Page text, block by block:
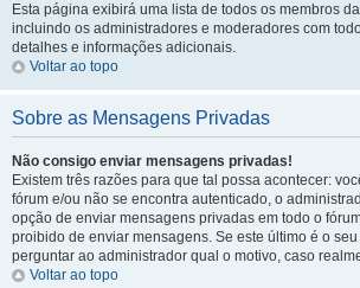
Esta página exibirá uma lista de todos os membros
incluindo os administradores e moderadores com
detalhes e informações adicionais.
Voltar ao topo
Sobre as Mensagens Privadas
Não consigo enviar mensagens privadas!
Existem três razões para que tal possa acontecer:
fórum e/ou não se encontra autenticado, o
opção de enviar mensagens privadas em todo o
proibido de enviar mensagens. Se este último é o
perguntar ao administrador qual o motivo, caso
Voltar ao topo